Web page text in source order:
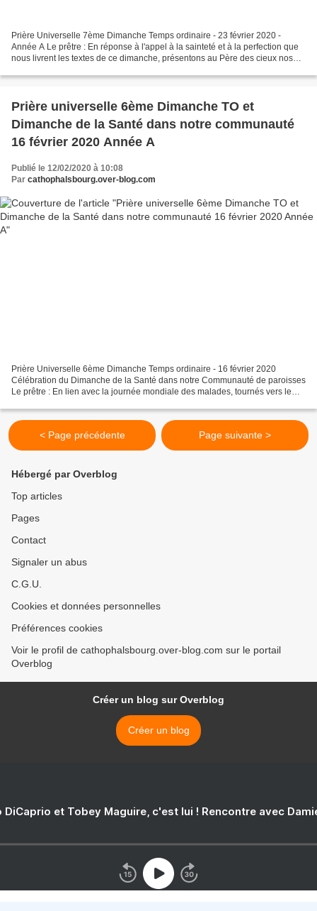
Prière Universelle 7ème Dimanche Temps ordinaire - 23 février 2020 -
Année A Le prêtre : En réponse à l'appel à la sainteté et à la perfection que
nous livrent les textes de ce dimanche, présentons au Père des cieux nos
Prière universelle 6ème Dimanche TO et
Dimanche de la Santé dans notre communauté
16 février 2020 Année A
Publié le 12/02/2020 à 10:08
Par cathophalsbourg.over-blog.com
Prière Universelle 6ème Dimanche Temps ordinaire - 16 février 2020
Célébration du Dimanche de la Santé dans notre Communauté de paroisses
Le prêtre : En lien avec la journée mondiale des malades, tournés vers le
< Page précédente Page suivante >
Hébergé par Overblog
Top articles
Pages
Contact
Signaler un abus
C.G.U.
Cookies et données personnelles
Préférences cookies
Voir le profil de cathophalsbourg.over-blog.com sur le portail
Overblog
Créer un blog sur Overblog
Créer un blog
DiCaprio et Tobey Maguire, c'est lui ! Rencontre avec